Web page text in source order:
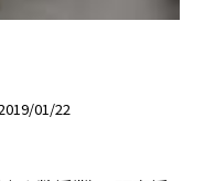
01/22